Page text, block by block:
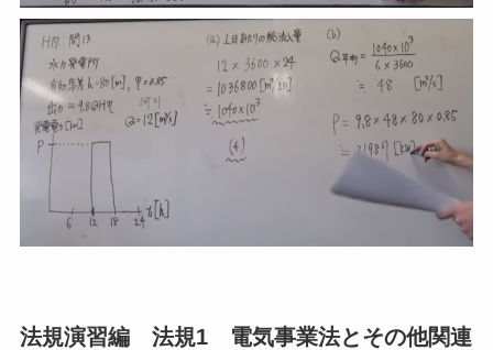
法規演習編 法規1 電気事業法とその他関連